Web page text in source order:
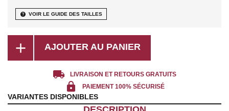
help VOIR LE GUIDE DES TAILLES
add AJOUTER AU PANIER
local_shipping LIVRAISON ET RETOURS GRATUITS
lock PAIEMENT 100% SÉCURISÉ
VARIANTES DISPONIBLES